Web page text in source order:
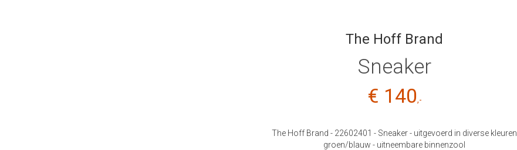
The Hoff Brand
Sneaker
€ 140,-
The Hoff Brand - 22602401 - Sneaker - uitgevoerd in diverse kleuren
groen/blauw - uitneembare binnenzool